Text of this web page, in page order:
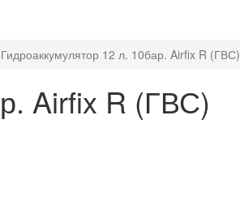
Гидроаккумулятор 12 л. 10бар. Airfix R (ГВС)
Airfix R (ГВС)